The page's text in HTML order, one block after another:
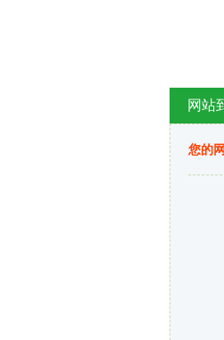
网站
您的